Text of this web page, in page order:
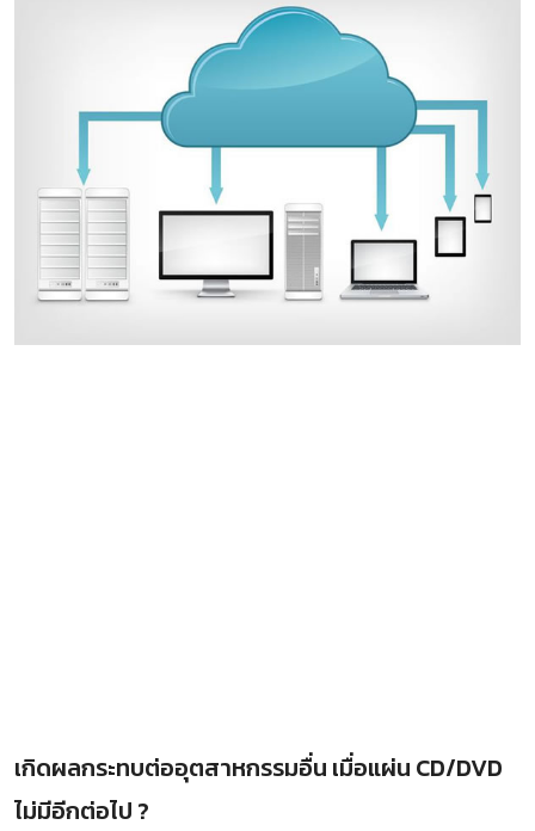
เกิดผลกระทบต่ออุตสาหกรรมอื่น เมื่อแผ่น CD/DVD
ไม่มีอีกต่อไป ?